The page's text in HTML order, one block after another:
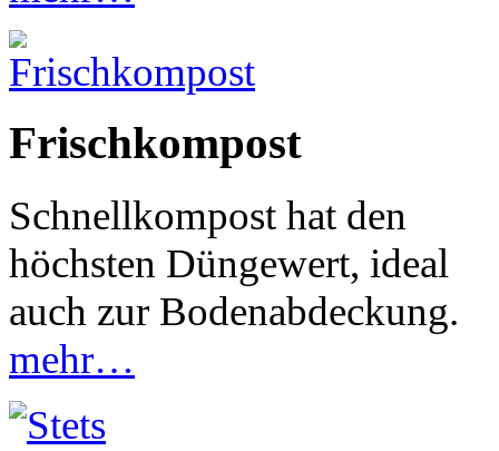
Frischkompost
Schnellkompost hat den
höchsten Düngewert, ideal
auch zur Bodenabdeckung.
mehr…